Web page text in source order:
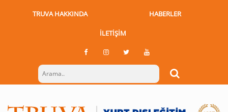
TRUVA HAKKINDA HABERLER
İLETIŞIM